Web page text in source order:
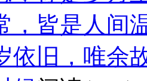
，皆是人间
依旧，唯余